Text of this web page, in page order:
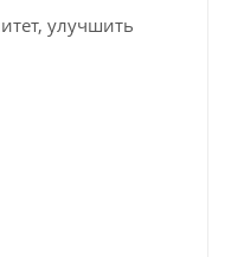
улучшить